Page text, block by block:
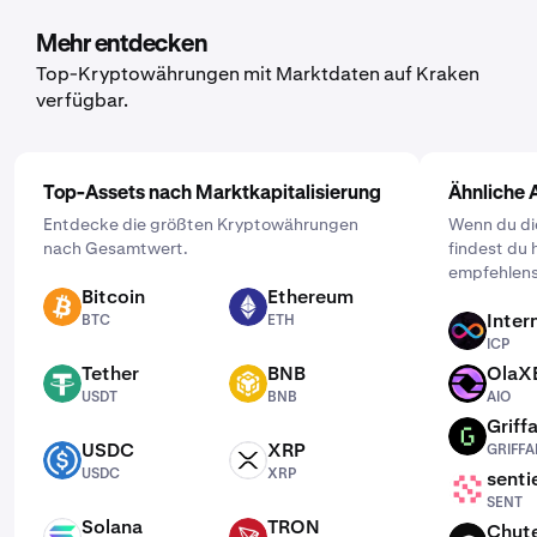
den du kaufen möchtest, und lege über die Schaltfläche
„Einmalig“ die Häufigkeit fest. Wähle dann einen Zeitplan
der für dich passt: täglich, wöchentlich oder monatlich.
Mehr entdecken
Top-Kryptowährungen mit Marktdaten auf Kraken
verfügbar.
Top-Assets nach Marktkapitalisierung
Entdecke die größten Kryptowährungen
nach Gesamtwert.
BTC Bitcoin
BTC
ETH Ethereum
ETH
USDT Tether
USDT
BNB BNB
BNB
USDC USDC
USDC
XRP XRP
XRP
Solana TRON
Ähnliche
Wenn du
findest du
ICP
ICP
AIO
AIO
GRIFFAIN
SENT
SENT